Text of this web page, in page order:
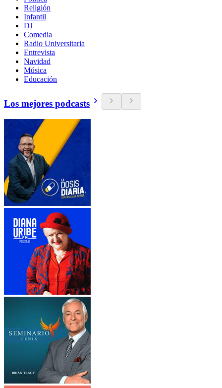
Religión
Infantil
DJ
Comedia
Radio Universitaria
Entrevista
Navidad
Música
Educación
Los mejores podcasts